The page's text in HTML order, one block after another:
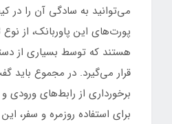
می‌توانید به سادگی آن را در
هستند که توسط بسیاری از
قرار می‌گیرد. در مجموع باید
برخورداری از رابط‌های
برای استفاده روزمره و سفر،